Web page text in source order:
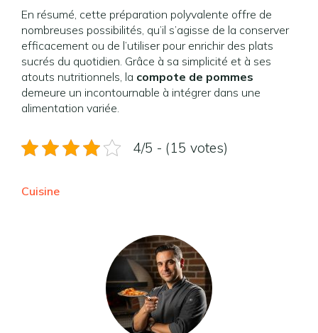
En résumé, cette préparation polyvalente offre de
nombreuses possibilités, qu’il s’agisse de la conserver
efficacement ou de l’utiliser pour enrichir des plats
sucrés du quotidien. Grâce à sa simplicité et à ses
atouts nutritionnels, la compote de pommes
demeure un incontournable à intégrer dans une
alimentation variée.
4/5 - (15 votes)
Cuisine